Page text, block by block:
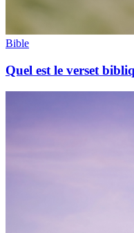
Bible
Quel est le verset